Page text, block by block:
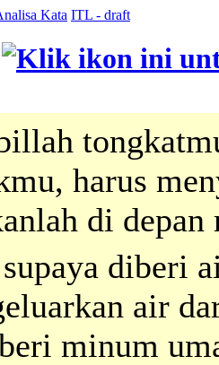
Kata ITL - draft
harus
di depan
supaya diberi
air
minum